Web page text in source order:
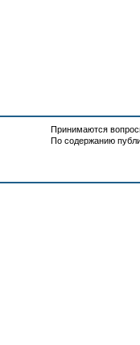
Принимаются
По содержанию